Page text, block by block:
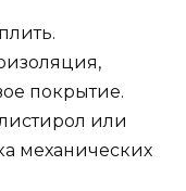
покрытие.
или
механических